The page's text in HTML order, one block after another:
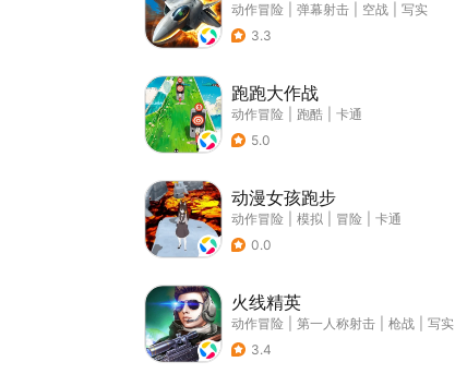
动作冒险 弹幕射击 空战
写实
3.3
跑跑大作战
动作冒险 跑酷
卡通
5.0
动漫女孩跑步
动作冒险 模拟 冒险
卡通
0.0
火线精英
动作冒险 第一人称射击 枪战
写实
3.4